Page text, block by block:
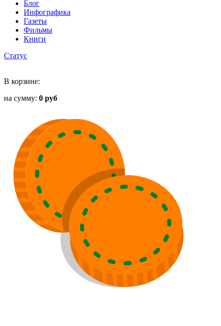
Блог
Инфографика
Газеты
Фильмы
Книги
Статус
В корзине:
на сумму: 0 руб